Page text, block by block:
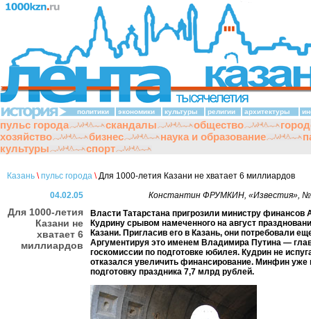
политики экономики культуры религии архитектуры
пульс города скандалы общество
хозяйство
бизнес наука и образование
культуры
спорт
Казань \ пульс города \Для 1000-летия Казани не хватает 6 миллиардов
04.02.05
Для 1000-летия
Казани не
хватает 6
миллиардов
Константин ФРУМКИН, «Известия»,
Власти Татарстана пригрозили министру финансов
Кудрину срывом намеченного на август
Казани. Пригласив его в Казань, они потребовали
Аргументируя это именем Владимира Путина —
госкомиссии по подготовке юбилея. Кудрин не
отказался увеличить финансирование. Минфин
подготовку праздника 7,7 млрд рублей.